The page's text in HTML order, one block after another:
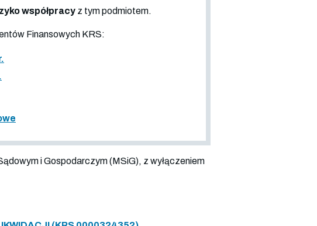
współpracy z tym podmiotem.
Finansowych KRS:
i Gospodarczym (MSiG), z wyłączeniem